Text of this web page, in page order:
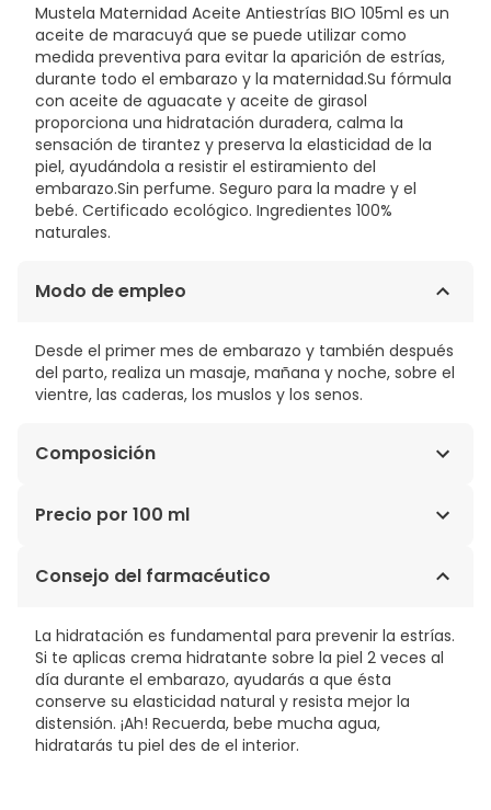
Mustela Maternidad Aceite Antiestrías BIO 105ml es un
aceite de maracuyá que se puede utilizar como
medida preventiva para evitar la aparición de estrías,
durante todo el embarazo y la maternidad.Su fórmula
con aceite de aguacate y aceite de girasol
proporciona una hidratación duradera, calma la
sensación de tirantez y preserva la elasticidad de la
piel, ayudándola a resistir el estiramiento del
embarazo.Sin perfume. Seguro para la madre y el
bebé. Certificado ecológico. Ingredientes 100%
naturales.
Modo de empleo
Desde el primer mes de embarazo y también después
del parto, realiza un masaje, mañana y noche, sobre el
vientre, las caderas, los muslos y los senos.
Composición
INCI: Helianthus Annuus (Sunflower) Seed Oil , Persea
sistemáticamente la composición del producto antes
cesárea.
No aplicar sobre el pecho en caso de amamantar ni
sobre las cicatrices recientes de una cesárea.
Precio por 100 ml
8,28€ / 100 ml
Consejo del farmacéutico
La hidratación es fundamental para prevenir la estrías.
Si te aplicas crema hidratante sobre la piel 2 veces al
día durante el embarazo, ayudarás a que ésta
conserve su elasticidad natural y resista mejor la
distensión. ¡Ah! Recuerda, bebe mucha agua,
hidratarás tu piel des de el interior.